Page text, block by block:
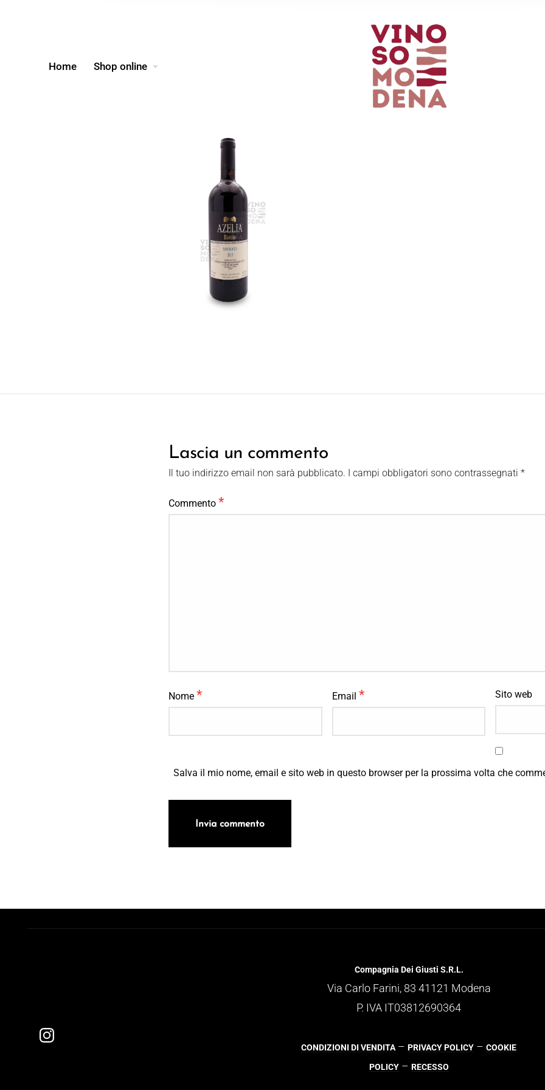
Home Shop online
Lascia un commento
Il tuo indirizzo email non sarà pubblicato. I campi obbligatori sono contrassegnati*
Commento*
Nome* Email * Sito web
Salva il mio nome, email e sito web in questo browser per la prossima volta che
Compagnia Dei Giusti S.R.L.
Via Carlo Farini, 83 41121 Modena
P. IVA IT03812690364
CONDIZIONI DI VENDITA – PRIVACY POLICY – COOKIE
POLICY– RECESSO